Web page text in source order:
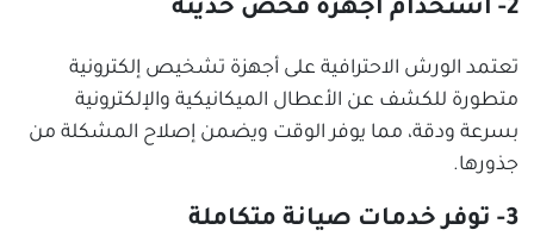
2- استخدام أجهزة فحص حديثة
تعتمد الورش الاحترافية على أجهزة تشخيص إلكترونية
متطورة للكشف عن الأعطال الميكانيكية والإلكترونية
بسرعة ودقة، مما يوفر الوقت ويضمن إصلاح المشكلة من
جذورها.
3- توفر خدمات صيانة متكاملة